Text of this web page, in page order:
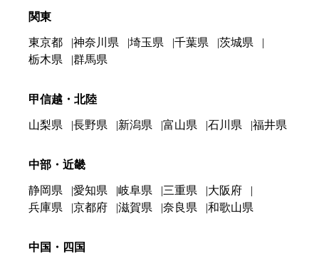
関東
東京都 神奈川県 埼玉県 千葉県
茨城県
栃木県
群馬県
甲信越・北陸
山梨県 長野県 新潟県 富山県 石川県 福井県
中部・近畿
静岡県 愛知県 岐阜県 三重県
大阪府
兵庫県
京都府 滋賀県 奈良県 和歌山県
中国・四国